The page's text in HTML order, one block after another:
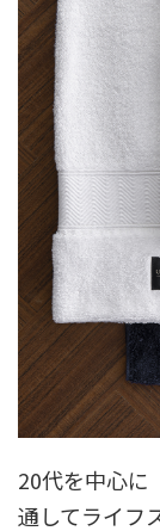
20代を中心に
通してライフ